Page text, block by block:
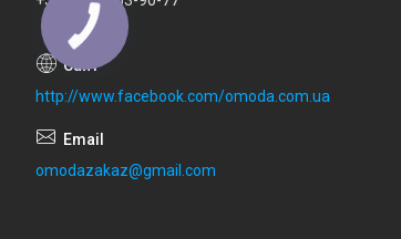
Lifecell
http://www.facebook.com/omoda.com.ua
omodazakaz@gmail.com